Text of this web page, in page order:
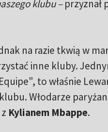
klubu –przyznał
na razie tkwią w
inne kluby.
to właśnie
Włodarze
Kylianem Mbappe.